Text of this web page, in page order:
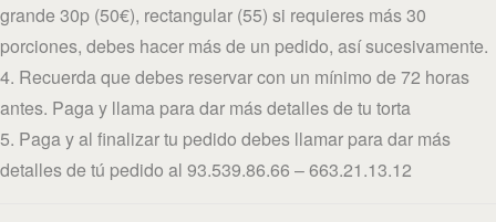
grande 30p (50€), rectangular (55) si requieres más 30
porciones, debes hacer más de un pedido, así sucesivamente.
4. Recuerda que debes reservar con un mínimo de 72 horas
antes. Paga y llama para dar más detalles de tu torta
5. Paga y al finalizar tu pedido debes llamar para dar más
detalles de tú pedido al 93.539.86.66 – 663.21.13.12